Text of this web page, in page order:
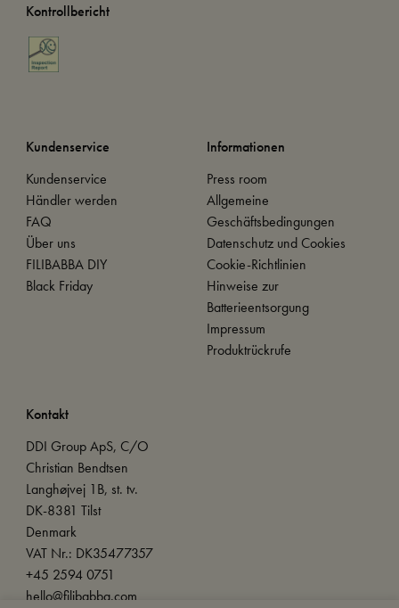
Kontrollbericht
Kundenservice
Kundenservice
Händler werden
FAQ
Über uns
FILIBABBA DIY
Black Friday
Informationen
Press room
Allgemeine
Geschäftsbedingungen
Datenschutz und Cookies
Cookie-Richtlinien
Hinweise zur
Batterieentsorgung
Impressum
Produktrückrufe
Kontakt
DDI Group ApS, C/O
Christian Bendtsen
Langhøjvej 1B, st. tv.
DK-8381 Tilst
Denmark
VAT Nr.: DK35477357
+45 2594 0751
hello@filibabba.com